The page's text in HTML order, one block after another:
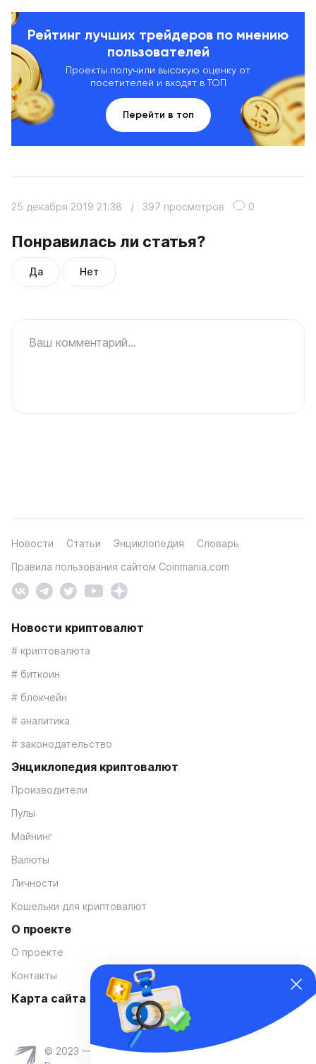
Рейтинг лучших трейдеров по мнению
пользователей
Проекты получили высокую оценку от
посетителей и входят в ТОП
Перейти в топ
Понравилась ли статья?
Да Нет
25 декабря 2019 21:38 / 397 просмотров 0
Ваш комментарий...
Новости Статьи Энциклопедия
Словарь
Правила пользования сайтом Coinmania.com
Новости криптовалют
# криптовалюта
# биткоин
# блокчейн
# аналитика
# законодательство
Энциклопедия криптовалют
Производители
Пулы
Майнинг
Валюты
Личности
Кошельки для криптовалют
О проекте
О проекте
Контакты
Карта сайта
© 2023 — Coinmania